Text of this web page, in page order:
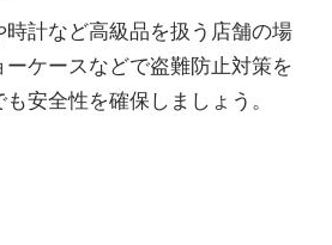
時計など高級品を扱う店舗の場
ケースなどで盗難防止対策を
安全性を確保しましょう。